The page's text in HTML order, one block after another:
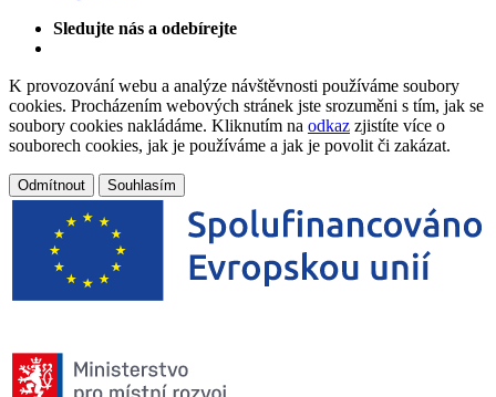
Sledujte nás a odebírejte
K provozování webu a analýze návštěvnosti používáme soubory
cookies. Procházením webových stránek jste srozuměni s tím, jak se
soubory cookies nakládáme. Kliknutím na odkaz zjistíte více o
souborech cookies, jak je používáme a jak je povolit či zakázat.
Odmítnout Souhlasím